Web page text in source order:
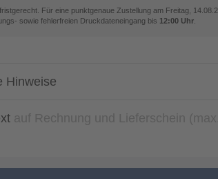
Für eine punktgenaue Zustellung am Freitag,
sowie fehlerfreien Druckdateneingang bis 12:00 Uhr
Hinweise